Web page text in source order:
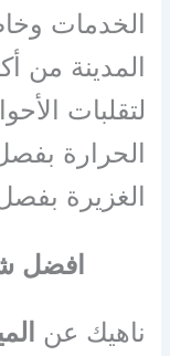
الخدمات
المدينة من
لتقلبات
الحرارة
الغزيرة
افضل
ناهيك عن